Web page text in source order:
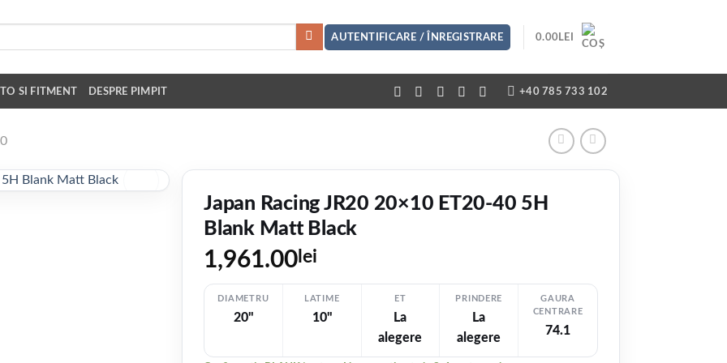
AUTENTIFICARE / ÎNREGISTRARE 0.00 LEI
SI FITMENT DESPRE PIMPIT +40 785 733 102
Japan Racing JR20 20×10 ET20-40 5H
Blank Matt Black
1,961.00 lei
DIAMETRU
20"
LATIME
10"
ET
La
alegere
PRINDERE
La
alegere
GAURA
CENTRARE
74.1